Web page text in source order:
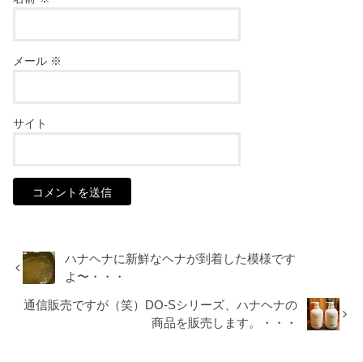
メール ※
サイト
ハナヘナに新鮮なヘナが到着した模様です
よ〜・・・
通信販売ですが（笑）DO-Sシリーズ、ハナヘナの
商品を販売します。・・・